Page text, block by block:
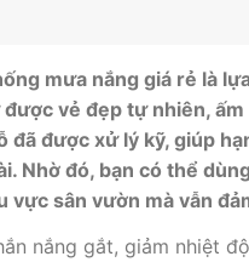
mưa nắng giá rẻ là
vẻ đẹp tự nhiên,
đã được xử lý kỹ, giúp
Nhờ đó, bạn có thể
vực sân vườn mà vẫn
nắng gắt, giảm nhiệt